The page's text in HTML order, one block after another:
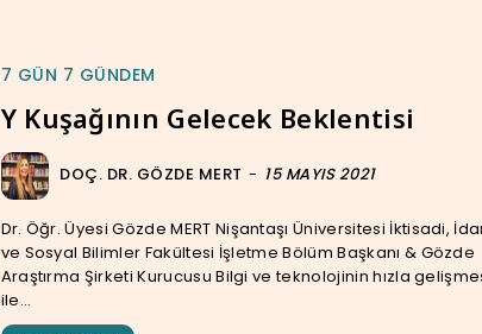
7 GÜN 7 GÜNDEM
Y Kuşağının Gelecek Beklentisi
DOÇ. DR. GÖZDE MERT - 15 MAYIS 2021
Dr. Öğr. Üyesi Gözde MERT Nişantaşı Üniversitesi İktisadi,
ve Sosyal Bilimler Fakültesi İşletme Bölüm Başkanı & Gözde
Araştırma Şirketi Kurucusu Bilgi ve teknolojinin hızla gelişmesi
ile...